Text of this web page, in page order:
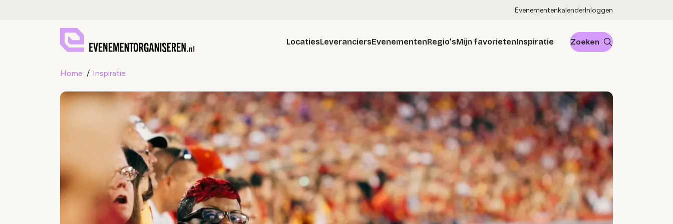
EvenementenkalenderInloggen
LocatiesLeveranciersEvenementenRegio'sMijn favorietenInspiratie Zoeken
Home Inspiratie